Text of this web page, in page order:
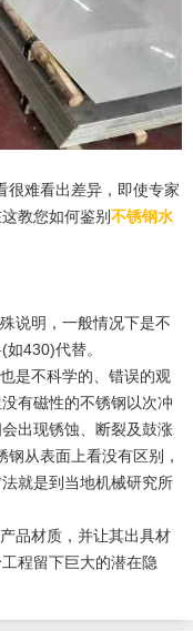
很难看出差异，即使专家
教您如何鉴别不锈钢水
说明，一般情况下是不
430)代替。
是不科学的、错误的观
有磁性的不锈钢以次冲
出现锈蚀、断裂及鼓涨
从表面上看没有区别，
就是到当地机械研究所
品材质，并让其出具材
程留下巨大的潜在隐